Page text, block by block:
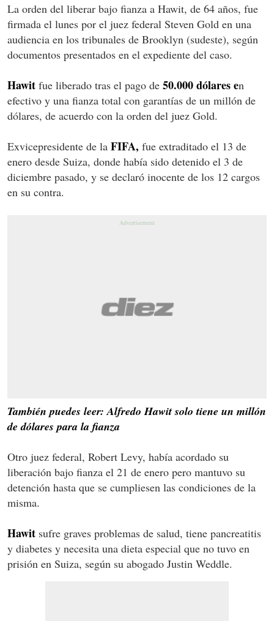
La orden del liberar bajo fianza a Hawit, de 64 años, fue
firmada el lunes por el juez federal Steven Gold en una
audiencia en los tribunales de Brooklyn (sudeste), según
documentos presentados en el expediente del caso.
Hawit fue liberado tras el pago de 50.000 dólares en
efectivo y una fianza total con garantías de un millón de
dólares, de acuerdo con la orden del juez Gold.
Exvicepresidente de la FIFA, fue extraditado el 13 de
enero desde Suiza, donde había sido detenido el 3 de
diciembre pasado, y se declaró inocente de los 12 cargos
en su contra.
También puedes leer: Alfredo Hawit solo tiene un millón
de dólares para la fianza
Otro juez federal, Robert Levy, había acordado su
liberación bajo fianza el 21 de enero pero mantuvo su
detención hasta que se cumpliesen las condiciones de la
misma.
Hawit sufre graves problemas de salud, tiene pancreatitis
y diabetes y necesita una dieta especial que no tuvo en
prisión en Suiza, según su abogado Justin Weddle.